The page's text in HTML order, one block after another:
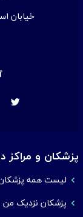
خیابان
پزشکان و مراکز
لیست همه
پزشکان نزدیک من